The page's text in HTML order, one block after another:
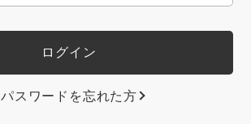
パスワードを忘れた方